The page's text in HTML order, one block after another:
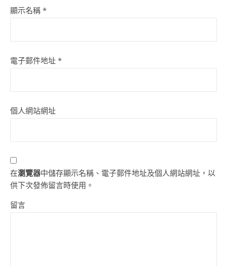
顯示名稱 *
電子郵件地址 *
個人網站網址
在瀏覽器中儲存顯示名稱、電子郵件地址及個人網站網址，以
供下次發佈留言時使用。
留言